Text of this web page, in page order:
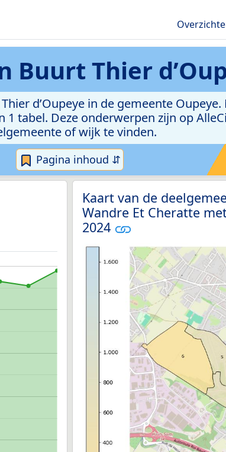
Buurt Thier
d’Oupeye in de gemeente
tabel. Deze onderwerpen zijn op
of wijk te vinden.
Pagina inhoud ⇵
Kaart van de
Wandre Et Cheratte
2024